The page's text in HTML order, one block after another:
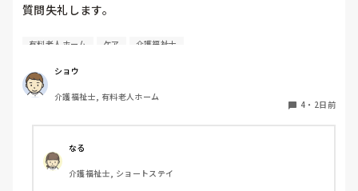
質問失礼します。
耳が遠く、目もあまり見えていない利用者様への声かけにつ
現在、私は「大きな声で、ゆっくり耳元でお話しする」とい
う方法で対応しています。
聞き取れると安心していただける方なので何とか理解しても
かり、痛めてしまうことがあります。
みなさんの職場で、このような方と関わる際に工夫している
ことや、喉に負担をかけずに意思疎通ができる良い方法など
有料老人ホーム ケア 介護福祉士
ショウ
介護福祉士, 有料老人ホーム
4 ・ 2日前
なる
介護福祉士, ショートステイ